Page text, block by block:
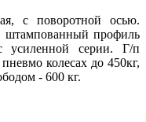
с поворотной осью.
штампованный профиль
усиленной серии. Г/п
колесах до 450кг,
- 600 кг.